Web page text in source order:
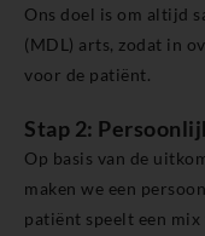
Ons doel is om altijd
(MDL) arts, zodat in
voor de patiënt.
Stap 2:
Op basis van de
maken we een
patiënt speelt een